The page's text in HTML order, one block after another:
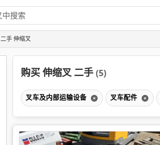
二手 伸缩叉
购买 伸缩叉 二手 (5)
叉车及内部运输设备 叉车配件